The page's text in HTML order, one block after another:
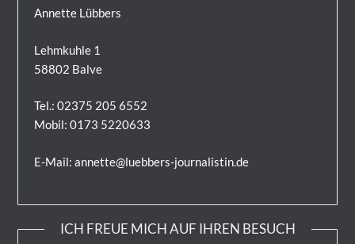
Annette Lübbers
Lehmkuhle 1
58802 Balve
Tel.: 02375 205 6552
Mobil: 0173 5220633
E-Mail: annette@luebbers-journalistin.de
ICH FREUE MICH AUF IHREN BESUCH